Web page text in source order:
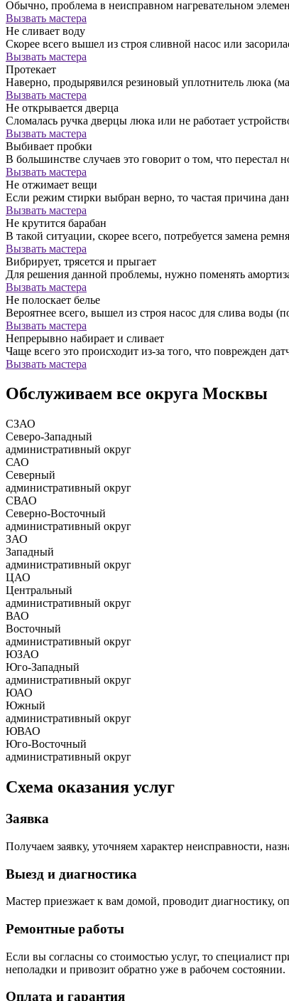
Обычно, проблема в неисправном нагревательном
Вызвать мастера
Не сливает воду
Скорее всего вышел из строя сливной насос или
Вызвать мастера
Протекает
Наверно, продырявился резиновый уплотнитель люка
Вызвать мастера
Не открывается дверца
Сломалась ручка дверцы люка или не работает
Вызвать мастера
Выбивает пробки
В большинстве случаев это говорит о том, что
Вызвать мастера
Не отжимает вещи
Если режим стирки выбран верно, то частая причина
Вызвать мастера
Не крутится барабан
В такой ситуации, скорее всего, потребуется замена
Вызвать мастера
Вибрирует, трясется и прыгает
Для решения данной проблемы, нужно поменять
Вызвать мастера
Не полоскает белье
Вероятнее всего, вышел из строя насос для слива воды
Вызвать мастера
Непрерывно набирает и сливает
Чаще всего это происходит из-за того, что поврежден
Вызвать мастера
Обслуживаем все округа Москвы
СЗАО
Северо-Западный
административный округ
САО
Северный
административный округ
СВАО
Северно-Восточный
административный округ
ЗАО
Западный
административный округ
ЦАО
Центральный
административный округ
ВАО
Восточный
административный округ
ЮЗАО
Юго-Западный
административный округ
ЮАО
Южный
административный округ
ЮВАО
Юго-Восточный
административный округ
Схема оказания услуг
Заявка
Получаем заявку, уточняем характер неисправности,
Выезд и диагностика
Мастер приезжает к вам домой, проводит диагностику,
Ремонтные работы
Если вы согласны со стоимостью услуг, то специалист
неполадки и привозит обратно уже в рабочем состоянии.
Оплата и гарантия